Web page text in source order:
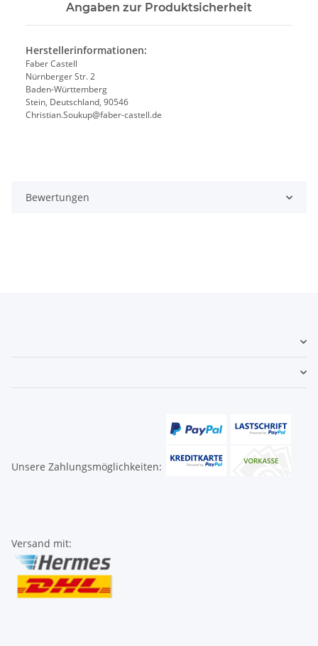
Angaben zur Produktsicherheit
Herstellerinformationen:
Faber Castell
Nürnberger Str. 2
Baden-Württemberg
Stein, Deutschland, 90546
Christian.Soukup@faber-castell.de
Bewertungen
Unsere Zahlungsmöglichkeiten:
Versand mit: